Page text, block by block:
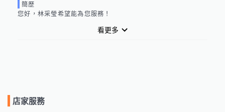
簡歷
您好， 林采瑩希望能為您服務！
看更多
店家服務